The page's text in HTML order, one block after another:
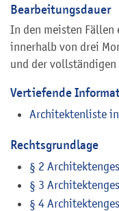
Bearbeitungsdauer
In den meisten
innerhalb von drei
und der
Vertiefende
Architektenliste
Rechtsgrundlage
§ 2
§ 3
§ 4